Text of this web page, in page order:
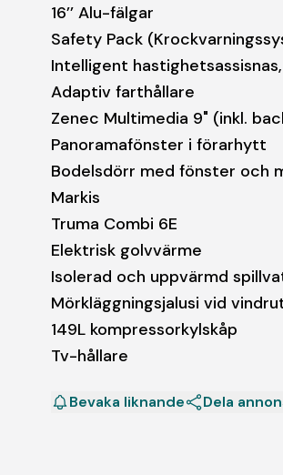
16’’ Alu-fälgar
Safety Pack
Intelligent
Adaptiv farthållare
Zenec Multimedia 9" (inkl.
Panoramafönster i förarhytt
Bodelsdörr med fönster och
Markis
Truma Combi 6E
Elektrisk golvvärme
Isolerad och uppvärmd
Mörkläggningsjalusi vid
149L kompressorkylskåp
Tv-hållare
Bevaka liknande Dela